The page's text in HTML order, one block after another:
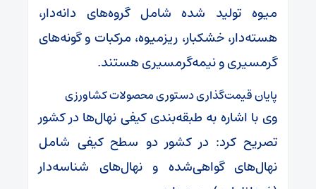
میوه تولید شده شامل گروه‌های دانه‌دار،
هسته‌دار، خشکبار، ریزمیوه، مرکبات و گونه‌های
گرمسیری و نیمه‌گرمسیری هستند.
پایان قیمت‌گذاری دستوری محصولات کشاورزی
وی با اشاره به طبقه‌بندی کیفی نهال‌ها در کشور
تصریح کرد: در کشور دو سطح کیفی شامل
نهال‌های گواهی‌شده و نهال‌های شناسه‌دار